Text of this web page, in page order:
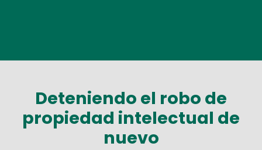
Deteniendo el robo de
propiedad intelectual de
nuevo